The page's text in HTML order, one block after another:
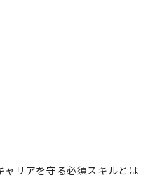
リアを守る必須スキルとは